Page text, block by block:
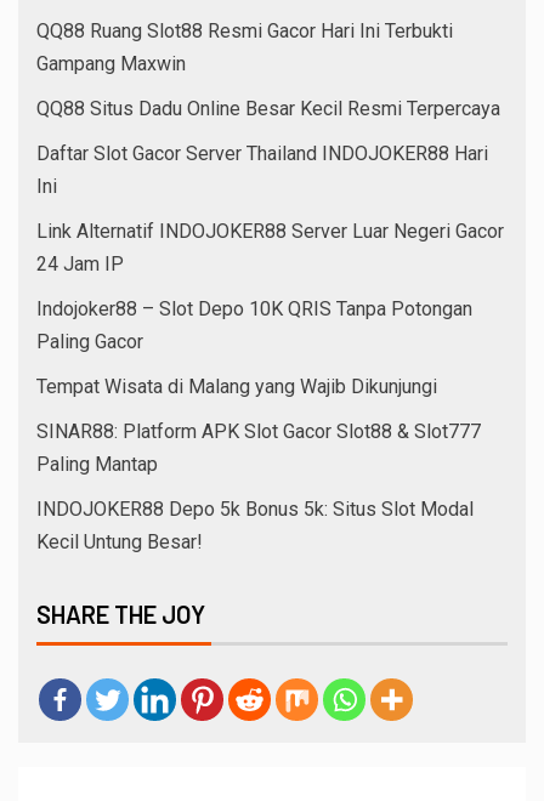
QQ88 Ruang Slot88 Resmi Gacor Hari Ini Terbukti
Gampang Maxwin
QQ88 Situs Dadu Online Besar Kecil Resmi Terpercaya
Daftar Slot Gacor Server Thailand INDOJOKER88 Hari
Ini
Link Alternatif INDOJOKER88 Server Luar Negeri Gacor
24 Jam IP
Indojoker88 – Slot Depo 10K QRIS Tanpa Potongan
Paling Gacor
Tempat Wisata di Malang yang Wajib Dikunjungi
SINAR88: Platform APK Slot Gacor Slot88 & Slot777
Paling Mantap
INDOJOKER88 Depo 5k Bonus 5k: Situs Slot Modal
Kecil Untung Besar!
SHARE THE JOY